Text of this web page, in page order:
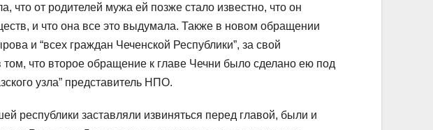
от родителей мужа ей позже стало известно, что он
и что она все это выдумала. Также в новом обращении
и “всех граждан Чеченской Республики”, за свой
что второе обращение к главе Чечни было сделано ею под
узла” представитель НПО.
республики заставляли извиняться перед главой, были и